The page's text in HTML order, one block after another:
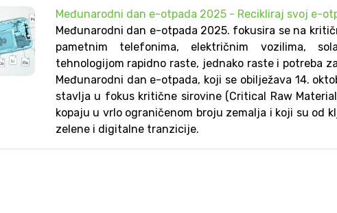
Međunarodni dan e-otpada 2025 - Recikliraj svoj e-
Međunarodni dan e-otpada 2025. fokusira se na
pametnim telefonima, električnim vozilima,
tehnologijom rapidno raste, jednako raste i potreba
Međunarodni dan e-otpada, koji se obilježava 14.
stavlja u fokus kritične sirovine (Critical Raw
kopaju u vrlo ograničenom broju zemalja i koji su od
zelene i digitalne tranzicije.